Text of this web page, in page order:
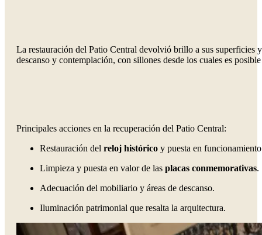
La restauración del Patio Central devolvió brillo a sus superficies
descanso y contemplación, con sillones desde los cuales es
Principales acciones en la recuperación del Patio Central:
Restauración del reloj histórico y puesta en
Limpieza y puesta en valor de las placas conmemorativas.
Adecuación del mobiliario y áreas de descanso.
Iluminación patrimonial que resalta la arquitectura.